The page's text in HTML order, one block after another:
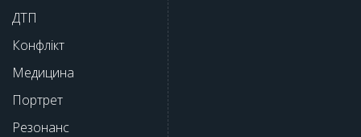
ДТП
Конфлікт
Медицина
Портрет
Резонанс